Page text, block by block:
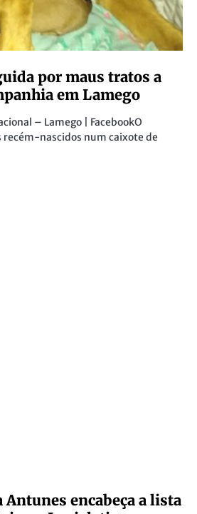
por maus tratos a
em Lamego
– Lamego | FacebookO
recém-nascidos num caixote de
encabeça a lista